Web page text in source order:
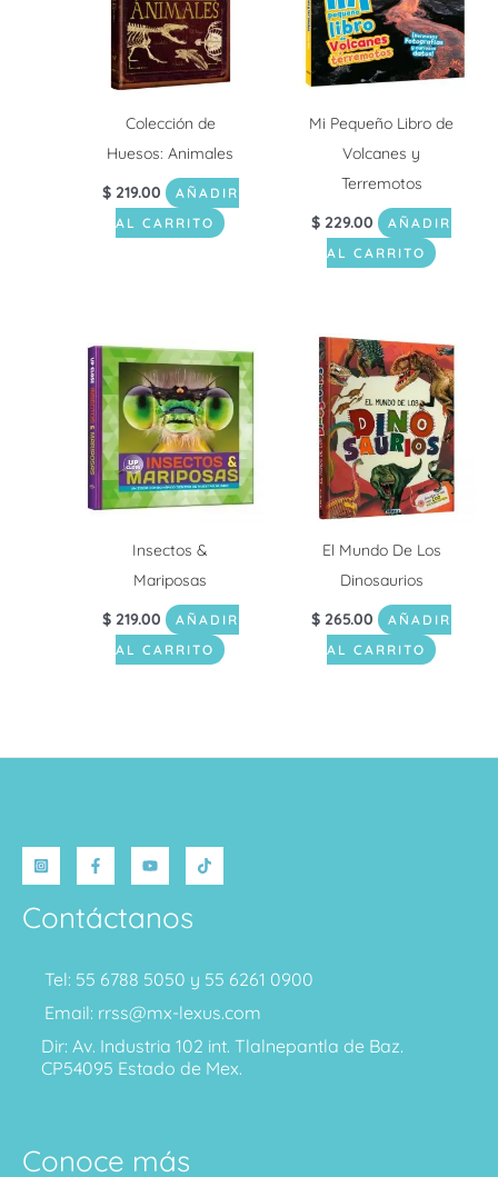
Colección de
Huesos: Animales
$219.00
AÑADIR
AL CARRITO
Mi Pequeño Libro de
Volcanes y
Terremotos
$ 229.00
AÑADIR
AL CARRITO
Insectos &
Mariposas
$219.00
AÑADIR
AL CARRITO
El Mundo De Los
Dinosaurios
$ 265.00
AÑADIR
AL CARRITO
Contáctanos
Tel: 55 6788 5050 y 55 6261 0900
Email: rrss@mx-lexus.com
Dir: Av. Industria 102 int. Tlalnepantla de Baz.
CP54095 Estado de Mex.
Conoce más